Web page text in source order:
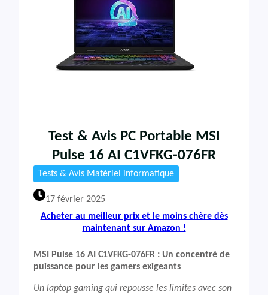
Test & Avis PC Portable MSI
Pulse 16 AI C1VFKG-076FR
Tests & Avis Matériel informatique
17 février 2025
Acheter au meilleur prix et le moins chère dès
maintenant sur Amazon !
MSI Pulse 16 AI C1VFKG-076FR : Un concentré de
puissance pour les gamers exigeants
Un laptop gaming qui repousse les limites avec son